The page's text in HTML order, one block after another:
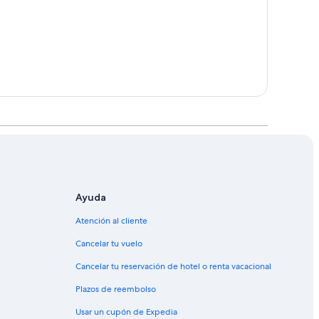
Ayuda
Atención al cliente
Cancelar tu vuelo
Cancelar tu reservación de hotel o renta vacacional
Plazos de reembolso
Usar un cupón de Expedia